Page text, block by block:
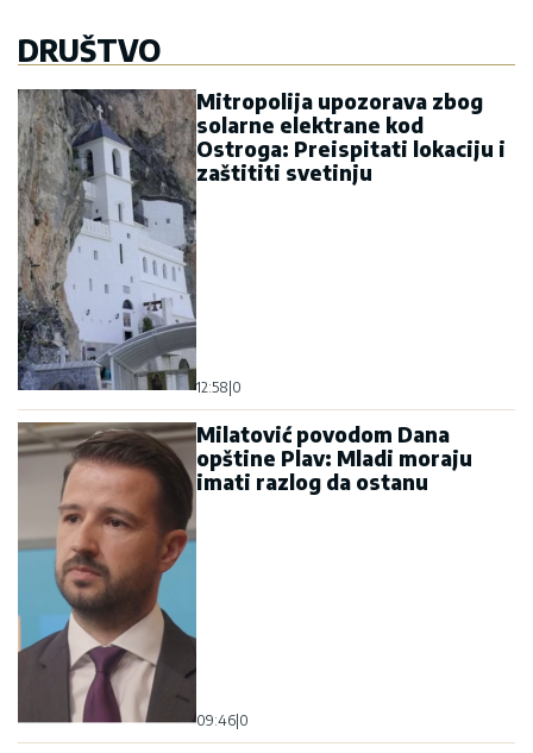
DRUŠTVO
Mitropolija upozorava zbog
solarne elektrane kod
Ostroga: Preispitati lokaciju i
zaštititi svetinju
12:58 0
Milatović povodom Dana
opštine Plav: Mladi moraju
imati razlog da ostanu
09:46 0